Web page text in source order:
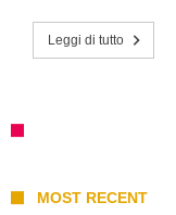
Leggi di tutto
MOST RECENT